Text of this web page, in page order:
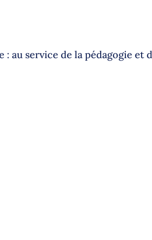
au service de la pédagogie et